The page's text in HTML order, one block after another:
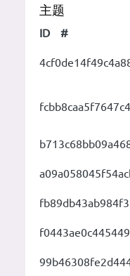
主题
ID #